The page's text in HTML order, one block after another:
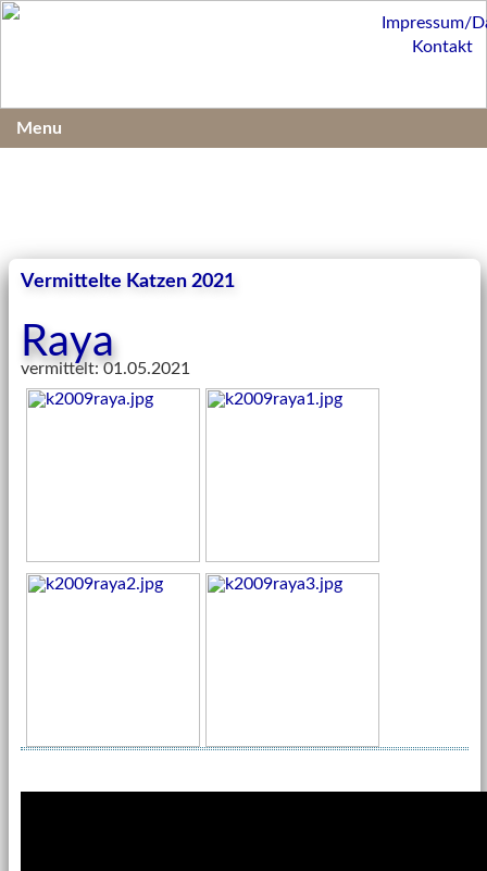
Vermittelte Katzen 2021
Raya
vermittelt: 01.05.2021
Impressum/
Kontakt
Menu